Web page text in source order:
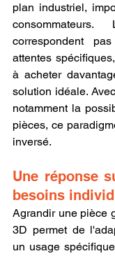
plan industriel,
correspondent
attentes
à acheter
solution idéale.
notamment la
pièces, ce
inversé.
Une réponse
besoins
Agrandir une pièce
3D permet de
un usage